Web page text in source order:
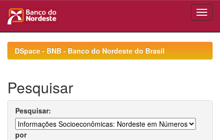
navigationDSpace - BNB - Banco do Nordeste do Brasil
Pesquisar
Pesquisar:
por